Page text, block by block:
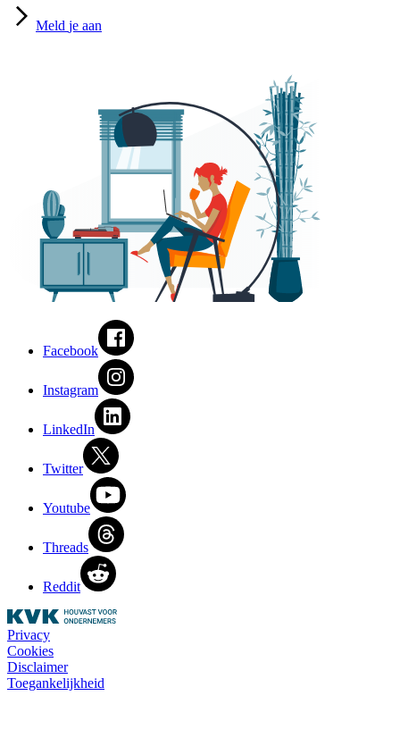
Meld je aan
Facebook
Instagram
LinkedIn
Twitter
Youtube
Threads
Reddit
Privacy
Cookies
Disclaimer
Toegankelijkheid